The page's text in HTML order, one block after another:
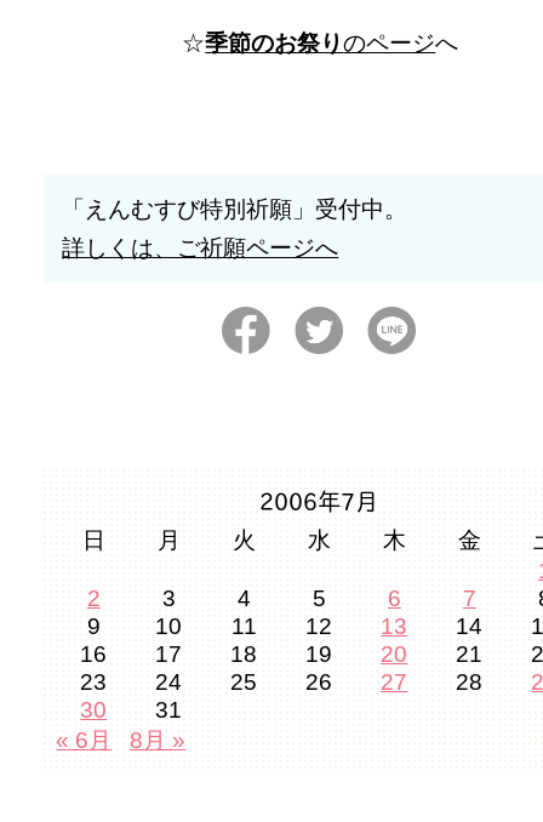
☆季節のお祭りのページへ
「えんむすび特別祈願」受付中。
詳しくは、ご祈願ページへ
2006年7月
日 月 火 水 木 金
2
3 4 5 6 7
9
10 11 12 13 14
16
17 18 19 20 21
23
24 25 26 27 28
30
31
« 6月
8月 »